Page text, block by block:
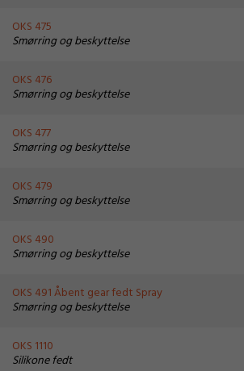
OKS 475
Smørring og beskyttelse
OKS 476
Smørring og beskyttelse
OKS 477
Smørring og beskyttelse
OKS 479
Smørring og beskyttelse
OKS 490
Smørring og beskyttelse
OKS 491 Åbent gear fedt Spray
Smørring og beskyttelse
OKS 1110
Silikone fedt